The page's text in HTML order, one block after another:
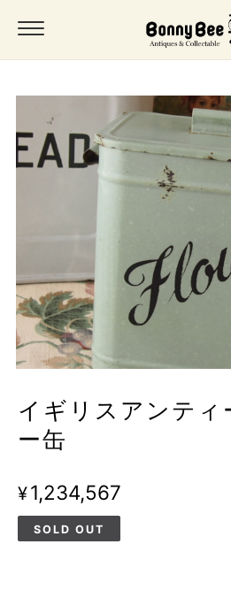
イギリスアンテ
ー缶
¥1,234,567
SOLD OUT